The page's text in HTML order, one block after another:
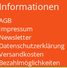
Informationen
Impressum
Newsletter
Datenschutzerklärung
Bezahlmöglichkeiten